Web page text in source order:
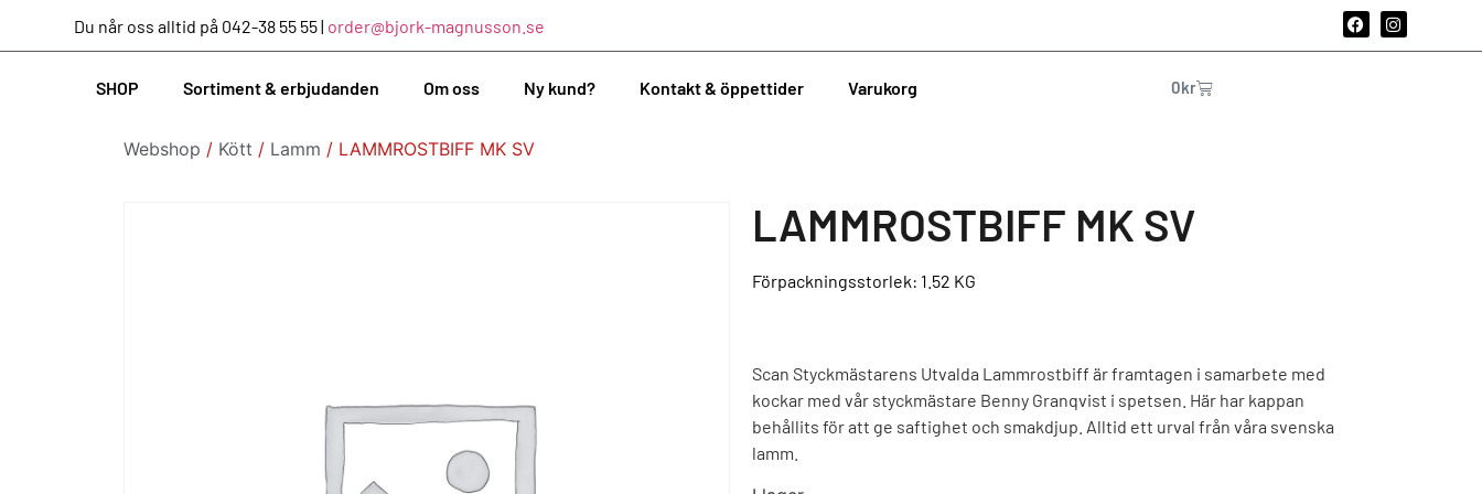
Du når oss alltid på 042-38 55 55 | order@bjork-magnusson.se
SHOP Sortiment & erbjudanden Om oss Ny kund? Kontakt & öppettider Varukorg 0kr
Webshop / Kött / Lamm / LAMMROSTBIFF MK SV
LAMMROSTBIFF MK SV
Förpackningsstorlek: 1.52 KG
Scan Styckmästarens Utvalda Lammrostbiff är framtagen i samarbete med
kockar med vår styckmästare Benny Granqvist i spetsen. Här har kappan
behållits för att ge saftighet och smakdjup. Alltid ett urval från våra svenska
lamm.